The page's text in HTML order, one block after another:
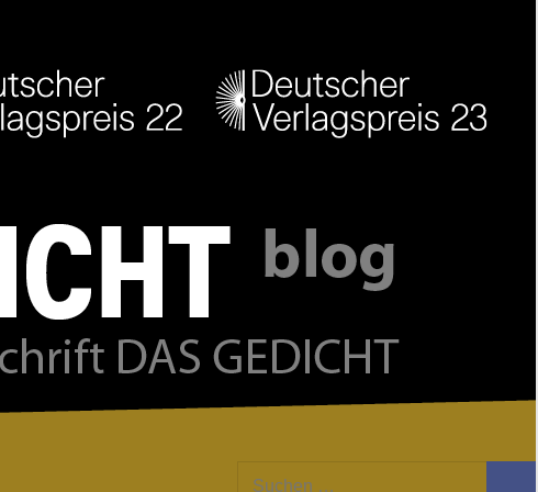
Suchen